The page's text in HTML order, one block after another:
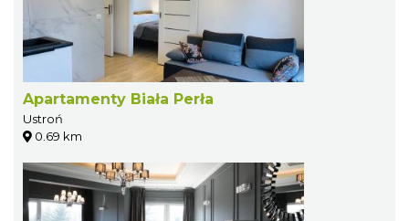
Apartamenty Biała Perła
Ustroń
0.69 km